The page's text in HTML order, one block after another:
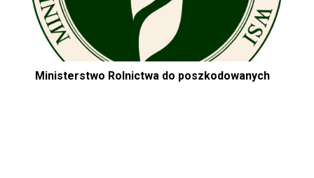
Ministerstwo Rolnictwa do poszkodowanych